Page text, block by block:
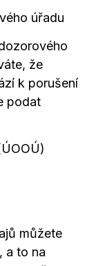
úřadu
že
k porušení
podat
můžete
a to na